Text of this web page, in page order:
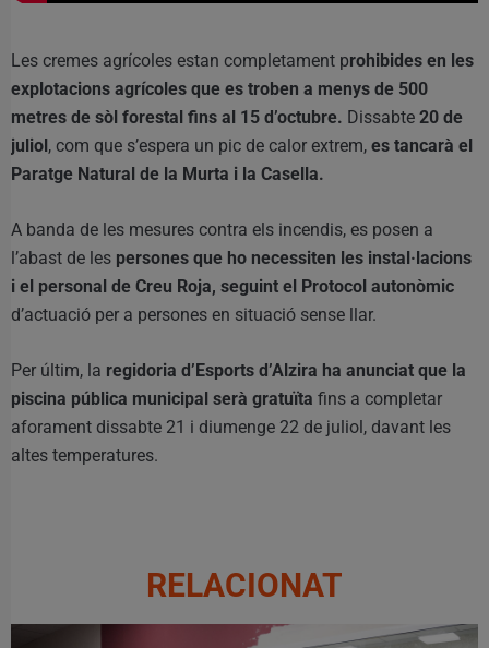
Les cremes agrícoles estan completament prohibides en les
explotacions agrícoles que es troben a menys de 500
metres de sòl forestal fins al 15 d’octubre. Dissabte 20 de
juliol, com que s’espera un pic de calor extrem, es tancarà el
Paratge Natural de la Murta i la Casella.
A banda de les mesures contra els incendis, es posen a
l’abast de les persones que ho necessiten les instal·lacions
i el personal de Creu Roja, seguint el Protocol autonòmic
d’actuació per a persones en situació sense llar.
Per últim, la regidoria d’Esports d’Alzira ha anunciat que la
piscina pública municipal serà gratuïta fins a completar
aforament dissabte 21 i diumenge 22 de juliol, davant les
altes temperatures.
RELACIONAT